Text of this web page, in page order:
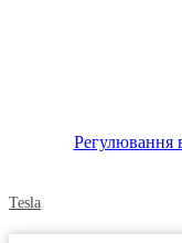
Регулювання
Tesla